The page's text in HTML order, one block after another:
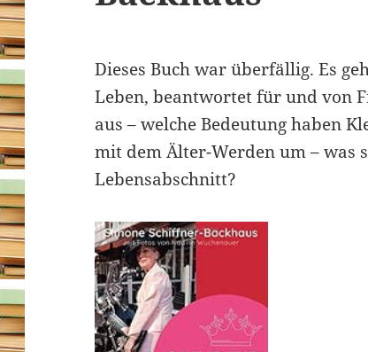
Dieses Buch war überfällig. Es
Leben, beantwortet für und von
aus – welche Bedeutung haben
mit dem Älter-Werden um – was
Lebensabschnitt?